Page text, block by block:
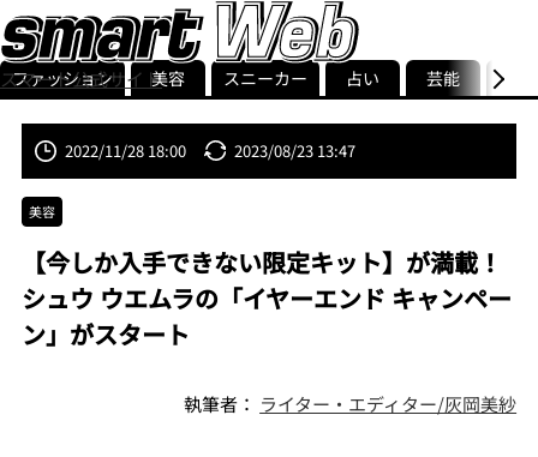
スマート公式サイト
smart最新号
記事一覧ランキング
ストリ
ファッション 美容 スニーカー 占い 芸能 グル
2022/11/28 18:00 2023/08/23 13:47
美容
【今しか入手できない限定キット】が満載！
シュウ ウエムラの「イヤーエンド キャンペー
ン」がスタート
執筆者： ライター・エディター/灰岡美紗